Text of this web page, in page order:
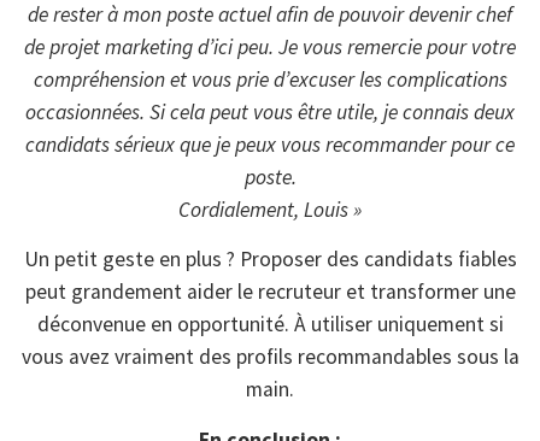
de rester à mon poste actuel afin de pouvoir devenir chef
de projet marketing d’ici peu. Je vous remercie pour votre
compréhension et vous prie d’excuser les complications
occasionnées. Si cela peut vous être utile, je connais deux
candidats sérieux que je peux vous recommander pour ce
poste.
Cordialement, Louis »
Un petit geste en plus ? Proposer des candidats fiables
peut grandement aider le recruteur et transformer une
déconvenue en opportunité. À utiliser uniquement si
vous avez vraiment des profils recommandables sous la
main.